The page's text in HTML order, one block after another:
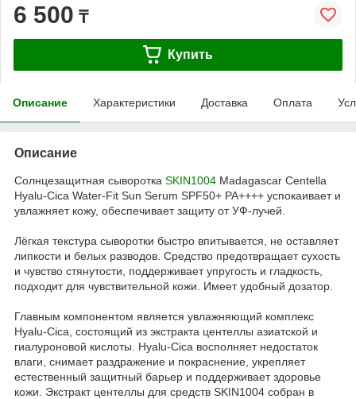
6 500 ₸
Купить
Описание Характеристики Доставка Оплата
Описание
Солнцезащитная сыворотка SKIN1004 Madagascar Centella
Hyalu-Cica Water-Fit Sun Serum SPF50+ PA++++ успокаивает и
увлажняет кожу, обеспечивает защиту от УФ-лучей.
Лёгкая текстура сыворотки быстро впитывается, не оставляет
липкости и белых разводов. Средство предотвращает сухость
и чувство стянутости, поддерживает упругость и гладкость,
подходит для чувствительной кожи. Имеет удобный дозатор.
Главным компонентом является увлажняющий комплекс
Hyalu-Cica, состоящий из экстракта центеллы азиатской и
гиалуроновой кислоты. Hyalu-Cica восполняет недостаток
влаги, снимает раздражение и покраснение, укрепляет
естественный защитный барьер и поддерживает здоровье
кожи. Экстракт центеллы для средств SKIN1004 собран в